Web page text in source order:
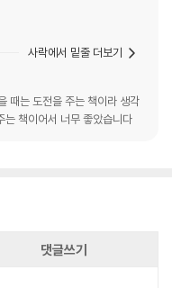
기’(창세기 28:17)라고 새로이
때는 도전을 주는 책이라 생각
는 책이어서 너무 좋았습니다
사락에서 밑줄 더보기
댓글쓰기